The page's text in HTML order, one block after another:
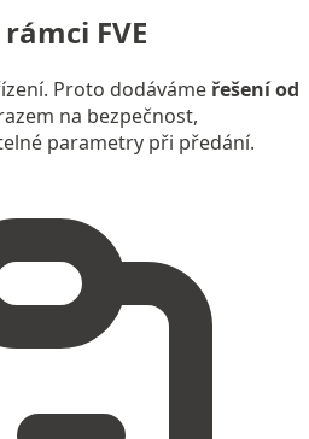
FVE
Proto dodáváme řešení od
na bezpečnost,
parametry při předání.